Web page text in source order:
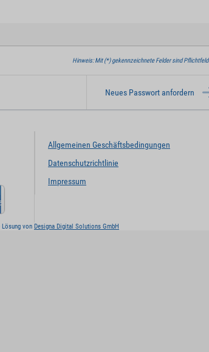
Hinweis: Mit (*) gekennzeichnete Felder sind
Neues Passwort anfordern
Allgemeinen Geschäftsbedingungen
Datenschutzrichtlinie
Impressum
von Designa Digital Solutions GmbH